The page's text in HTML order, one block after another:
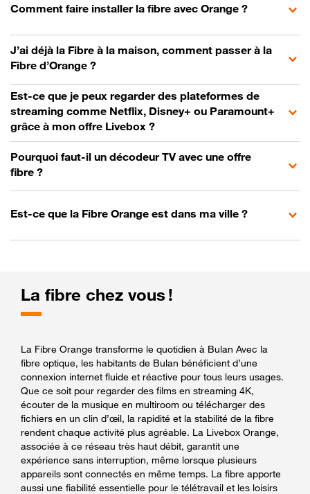
Comment faire installer la fibre avec Orange ?
J’ai déjà la Fibre à la maison, comment passer à la
Fibre d’Orange ?
Est-ce que je peux regarder des plateformes de
streaming comme Netflix, Disney+ ou Paramount+
grâce à mon offre Livebox ?
Pourquoi faut-il un décodeur TV avec une offre
fibre ?
Est-ce que la Fibre Orange est dans ma ville ?
La fibre chez vous !
La Fibre Orange transforme le quotidien à Bulan Avec la
fibre optique, les habitants de Bulan bénéficient d’une
connexion internet fluide et réactive pour tous leurs usages.
Que ce soit pour regarder des films en streaming 4K,
écouter de la musique en multiroom ou télécharger des
fichiers en un clin d’œil, la rapidité et la stabilité de la fibre
rendent chaque activité plus agréable. La Livebox Orange,
associée à ce réseau très haut débit, garantit une
expérience sans interruption, même lorsque plusieurs
appareils sont connectés en même temps. La fibre apporte
aussi une fiabilité essentielle pour le télétravail et les loisirs